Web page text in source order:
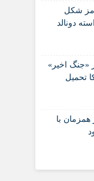
شکل
دونالد
«جنگ اخیر»
تحمیل
با